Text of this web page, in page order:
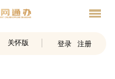
关怀版 登录 注册